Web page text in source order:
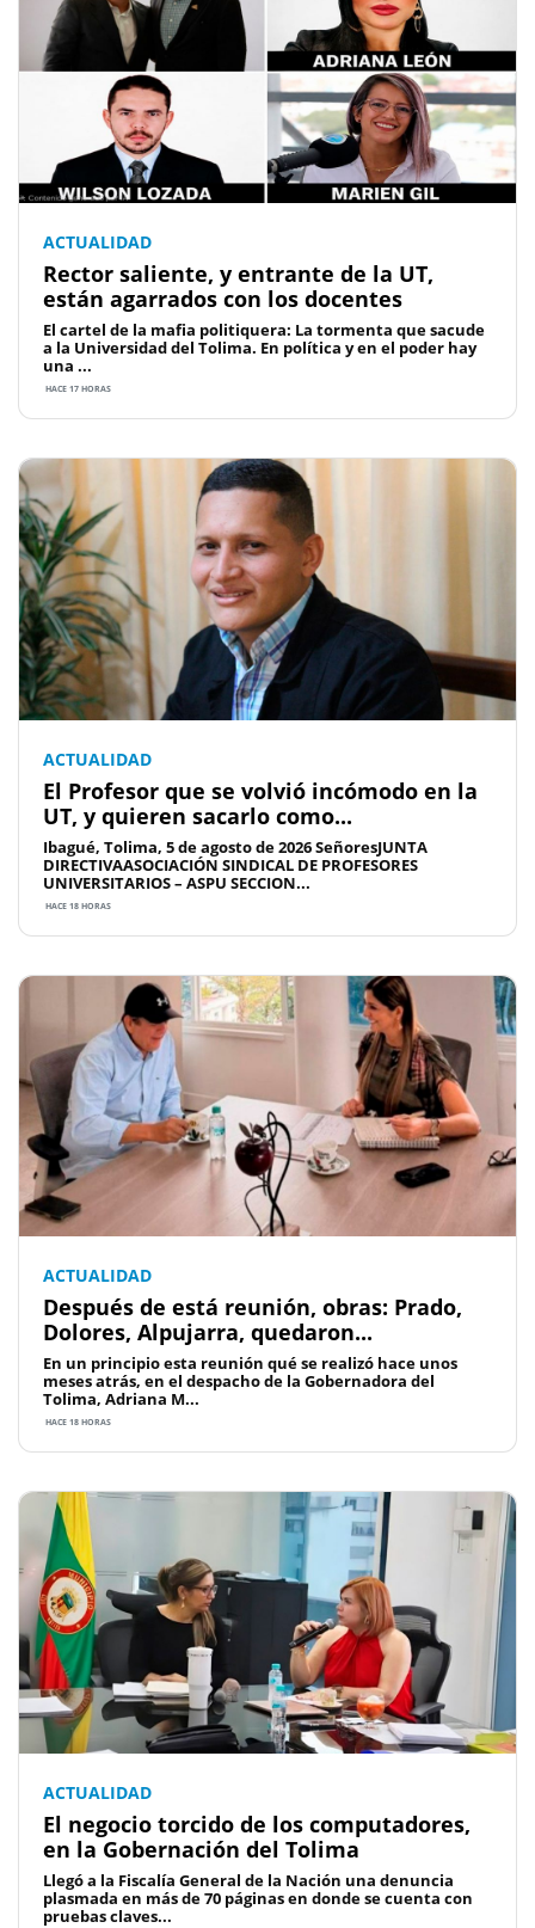
ACTUALIDAD
Rector saliente, y entrante de la UT,
están agarrados con los docentes
El cartel de la mafia politiquera: La tormenta que sacude
a la Universidad del Tolima. En política y en el poder hay
una ...
HACE 17 HORAS
ACTUALIDAD
El Profesor que se volvió incómodo en la
UT, y quieren sacarlo como...
Ibagué, Tolima, 5 de agosto de 2026 SeñoresJUNTA
DIRECTIVAASOCIACIÓN SINDICAL DE PROFESORES
UNIVERSITARIOS – ASPU SECCION...
HACE 18 HORAS
ACTUALIDAD
Después de está reunión, obras: Prado,
Dolores, Alpujarra, quedaron...
En un principio esta reunión qué se realizó hace unos
meses atrás, en el despacho de la Gobernadora del
Tolima, Adriana M...
HACE 18 HORAS
ACTUALIDAD
El negocio torcido de los computadores,
en la Gobernación del Tolima
Llegó a la Fiscalía General de la Nación una denuncia
plasmada en más de 70 páginas en donde se cuenta con
pruebas claves...